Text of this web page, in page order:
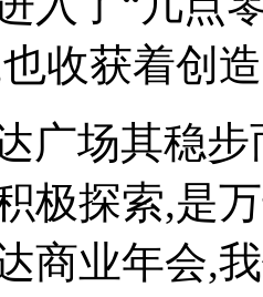
收获着创
广场其稳
极探索,是
商业年会,